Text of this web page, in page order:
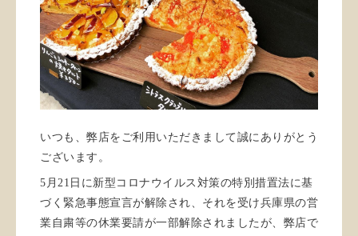
いつも、弊店をご利用いただきまして誠にありがとう
ございます。
5月21日に新型コロナウイルス対策の特別措置法に基
づく緊急事態宣言が解除され、それを受け兵庫県の営
業自粛等の休業要請が一部解除されましたが、弊店で